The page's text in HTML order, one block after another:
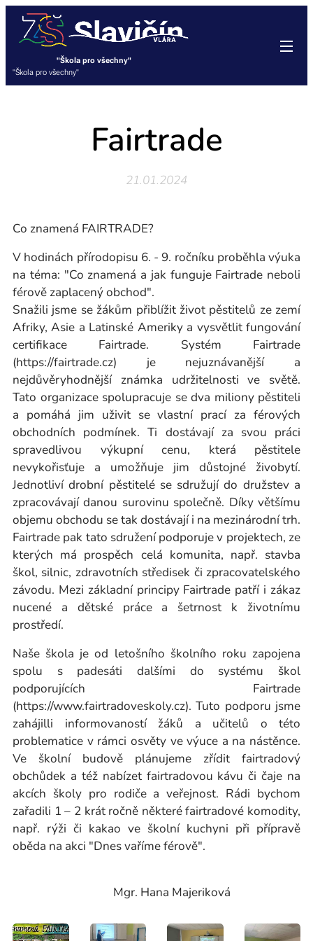
"Škola pro všechny"
"Škola pro všechny"
Fairtrade
21.01.2024
Co znamená FAIRTRADE?
V hodinách přírodopisu 6. - 9. ročníku proběhla výuka
na téma: "Co znamená a jak funguje Fairtrade neboli
férově zaplacený obchod".
Snažili jsme se žákům přiblížit život pěstitelů ze zemí
Afriky, Asie a Latinské Ameriky a vysvětlit fungování
certifikace Fairtrade. Systém Fairtrade
(https://fairtrade.cz) je nejuznávanější a
nejdůvěryhodnější známka udržitelnosti ve světě.
Tato organizace spolupracuje se dva miliony pěstiteli
a pomáhá jim uživit se vlastní prací za férových
obchodních podmínek. Ti dostávají za svou práci
spravedlivou výkupní cenu, která pěstitele
nevykořisťuje a umožňuje jim důstojné živobytí.
Jednotliví drobní pěstitelé se sdružují do družstev a
zpracovávají danou surovinu společně. Díky většímu
objemu obchodu se tak dostávají i na mezinárodní trh.
Fairtrade pak tato sdružení podporuje v projektech, ze
kterých má prospěch celá komunita, např. stavba
škol, silnic, zdravotních středisek či zpracovatelského
závodu. Mezi základní principy Fairtrade patří i zákaz
nucené a dětské práce a šetrnost k životnímu
prostředí.
Naše škola je od letošního školního roku zapojena
spolu s padesáti dalšími do systému škol
podporujících Fairtrade
(https://www.fairtradoveskoly.cz). Tuto podporu jsme
zahájilli informovaností žáků a učitelů o této
problematice v rámci osvěty ve výuce a na nástěnce.
Ve školní budově plánujeme zřídit fairtradový
obchůdek a též nabízet fairtradovou kávu či čaje na
akcích školy pro rodiče a veřejnost. Rádi bychom
zařadili 1 – 2 krát ročně některé fairtradové komodity,
např. rýži či kakao ve školní kuchyni při přípravě
oběda na akci "Dnes vaříme férově".
Mgr. Hana Majeriková